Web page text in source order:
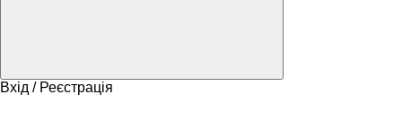
Вхід / Реєстрація